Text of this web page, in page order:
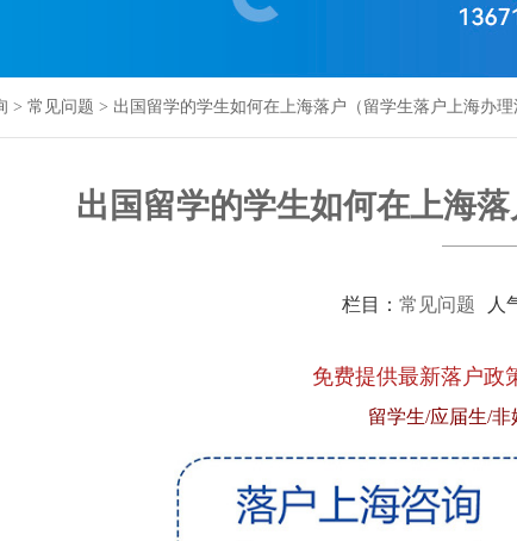
> 常见问题 > 出国留学的学生如何在上海落户（留学生落户上海办理
出国留学的学生如何在上海
栏目： 常见问题 人
免费提供最新落户政
留学生/应届生/非